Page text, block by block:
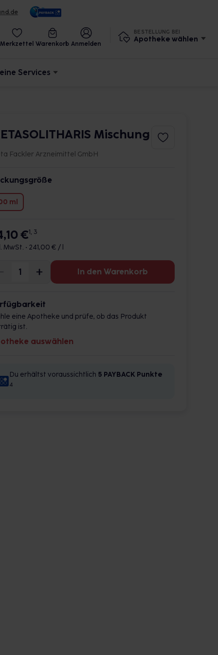
Merkzettel Warenkorb Anmelden
BESTELLUNG BEI
Apotheke wählen
Services
Mischung
Fackler Arzneimittel GmbH
ml
€1, 3
MwSt. • 241,00 € / l
In den Warenkorb
eine Apotheke und prüfe, ob das Produkt
ist.
auswählen
Du erhältst voraussichtlich 5 PAYBACK Punkte
4